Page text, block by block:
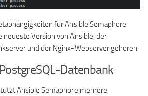
für Ansible Semaphore
neueste Version von Ansible, der
und der Nginx-Webserver gehören.
Datenbank
Ansible Semaphore mehrere